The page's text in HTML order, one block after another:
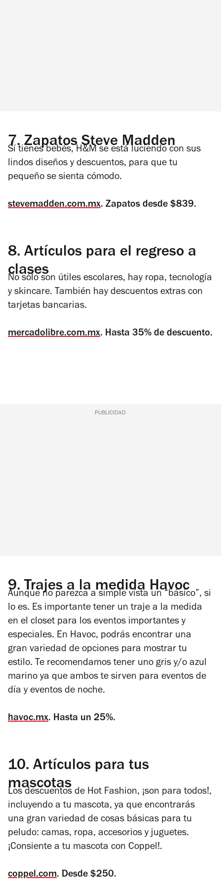
7.Zapatos Steve Madden
Sí tienes bebés, H&M se está luciendo con sus
lindos diseños y descuentos, para que tu
pequeño se sienta cómodo.
stevemadden.com.mx. Zapatos desde $839.
8. Artículos para el regreso a
clases
No sólo son útiles escolares, hay ropa, tecnología
y skincare. También hay descuentos extras con
tarjetas bancarias.
mercadolibre.com.mx. Hasta 35% de descuento.
PUBLICIDAD
9. Trajes a la medida Havoc
Aunque no parezca a simple vista un “básico”, si
lo es. Es importante tener un traje a la medida
en el closet para los eventos importantes y
especiales. En Havoc, podrás encontrar una
gran variedad de opciones para mostrar tu
estilo. Te recomendamos tener uno gris y/o azul
marino ya que ambos te sirven para eventos de
día y eventos de noche.
havoc.mx. Hasta un 25%.
10. Artículos para tus
mascotas
Los descuentos de Hot Fashion, ¡son para todos!,
incluyendo a tu mascota, ya que encontrarás
una gran variedad de cosas básicas para tu
peludo: camas, ropa, accesorios y juguetes.
¡Consiente a tu mascota con Coppel!.
coppel.com. Desde $250.